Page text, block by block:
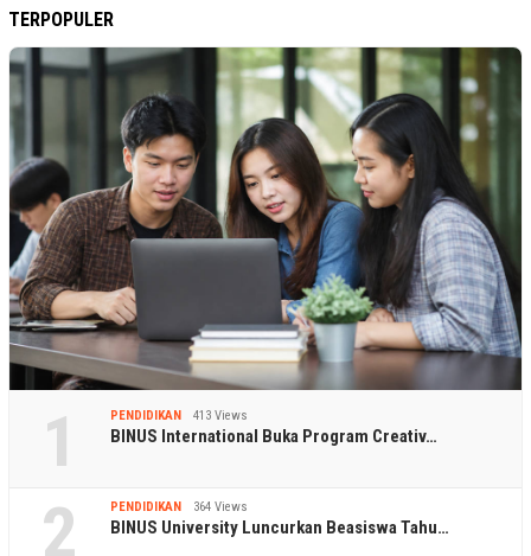
TERPOPULER
1 PENDIDIKAN 413 Views
BINUS International Buka Program Creativ…
2 PENDIDIKAN 364 Views
BINUS University Luncurkan Beasiswa Tahu…